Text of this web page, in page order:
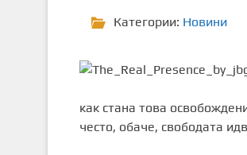
Категории: Новини
как стана това
често, обаче, свободата